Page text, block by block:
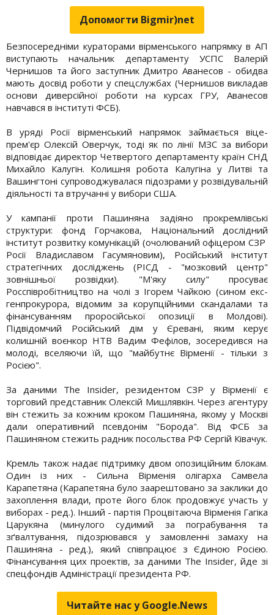
Допомогти Bigmir)net
Безпосередніми кураторами вірменського напрямку в АП
виступають начальник департаменту УСПС Валерій
Чернишов та його заступник Дмитро Аванесов - обидва
мають досвід роботи у спецслужбах (Чернишов викладав
основи диверсійної роботи на курсах ГРУ, Аванесов
навчався в інституті ФСБ).
В уряді Росії вірменський напрямок займається віце-
прем'єр Олексій Оверчук, тоді як по лінії МЗС за вибори
відповідає директор Четвертого департаменту країн СНД
Михайло Калугін. Колишня робота Калугіна у Литві та
Вашингтоні супроводжувалася підозрами у розвідувальній
діяльності та втручанні у вибори США.
У кампанії проти Пашиняна задіяно прокремлівські
структури: фонд Горчакова, Національний дослідний
інститут розвитку комунікацій (очолюваний офіцером СЗР ​​
Росії Владиславом Гасумяновим), Російський інститут
стратегічних досліджень (РІСД - "мозковий центр"
зовнішньої розвідки). "М'яку силу" просуває
Росспівробітництво на чолі з Ігорем Чайкою (сином екс-
генпрокурора, відомим за корупційними скандалами та
фінансуванням проросійської опозиції в Молдові).
Підвідомчий Російський дім у Єревані, яким керує
колишній воєнкор НТВ Вадим Фефілов, зосередився на
молоді, вселяючи їй, що "майбутнє Вірменії - тільки з
Росією".
За даними The Insider, резидентом СЗР ​​у Вірменії є
торговий представник Олексій Мишлявкін. Через агентуру
він стежить за кожним кроком Пашиняна, якому у Москві
дали оперативний псевдонім "Борода". Від ФСБ за
Пашиняном стежить радник посольства РФ Сергій Ківачук.
Кремль також надає підтримку двом опозиційним блокам.
Один із них - Сильна Вірменія олігарха Самвела
Карапетяна (Карапетяна було заарештовано за заклики до
захоплення влади, проте його блок продовжує участь у
виборах - ред.). Інший - партія Процвітаюча Вірменія Гагіка
Царукяна (минулого судимий за пограбування та
зґвалтування, підозрювався у замовленні замаху на
Пашиняна - ред.), який співпрацює з Єдиною Росією.
Фінансування цих проектів, за даними The Insider, йде зі
спецфондів Адміністрації президента РФ.
Читайте нас у Google.News